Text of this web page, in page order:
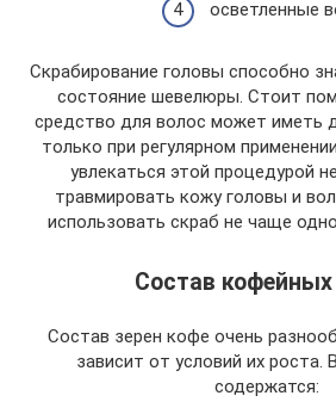
осветленные
Скрабирование головы способно
состояние шевелюры. Стоит
средство для волос может иметь
только при регулярном
увлекаться этой процедурой
травмировать кожу головы и
использовать скраб не чаще
Состав кофейных
Состав зерен кофе очень
зависит от условий их роста.
содержатся: